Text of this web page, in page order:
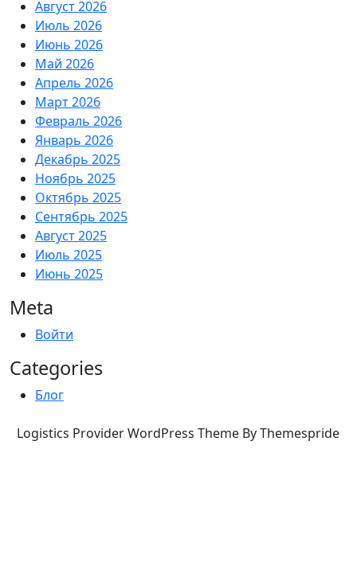
Август 2026
Июль 2026
Июнь 2026
Май 2026
Апрель 2026
Март 2026
Февраль 2026
Январь 2026
Декабрь 2025
Ноябрь 2025
Октябрь 2025
Сентябрь 2025
Август 2025
Июль 2025
Июнь 2025
Meta
Войти
Categories
Блог
Logistics Provider WordPress Theme By Themespride